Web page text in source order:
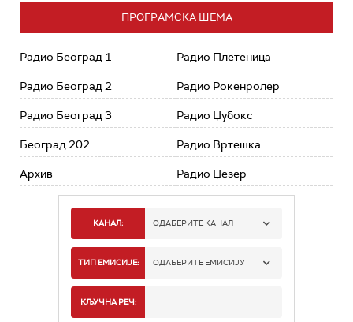
ПРОГРАМСКА ШЕМА
Радио Београд 1
Радио Београд 2
Радио Београд 3
Београд 202
Архив
Радио Плетеница
Радио Рокенролер
Радио Џубокс
Радио Вртешка
Радио Џезер
КАНАЛ: ОДАБЕРИТЕ КАНАЛ
РАДИО БЕОГРАД 1
ТИП ЕМИСИЈЕ: ОДАБЕРИТЕ ЕМИСИЈУ
КЉУЧНА РЕЧ: